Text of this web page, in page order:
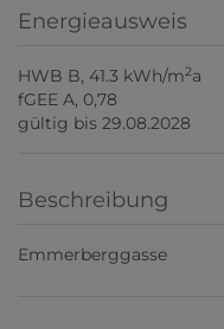
Energieausweis
HWB B, 41.3 kWh/m2a
fGEE A, 0,78
gültig bis 29.08.2028
Beschreibung
Emmerberggasse